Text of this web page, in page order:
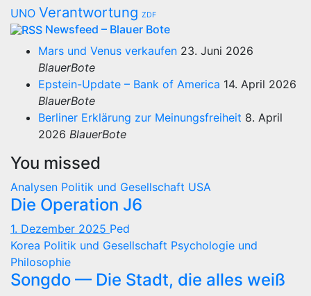
UNO Verantwortung ZDF
Newsfeed – Blauer Bote
Mars und Venus verkaufen 23. Juni 2026
BlauerBote
Epstein-Update – Bank of America 14. April 2026
BlauerBote
Berliner Erklärung zur Meinungsfreiheit 8. April
2026 BlauerBote
You missed
Analysen Politik und Gesellschaft USA
Die Operation J6
1. Dezember 2025 Ped
Korea Politik und Gesellschaft Psychologie und
Philosophie
Songdo — Die Stadt, die alles weiß